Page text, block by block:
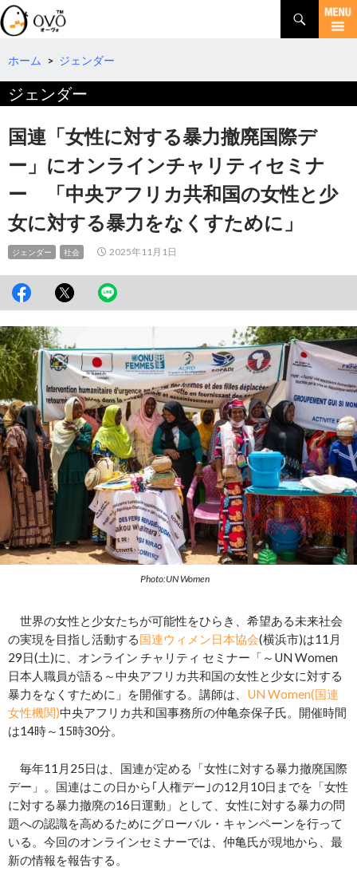
検
索
コ
テ
ツ
へ
移
動
ホーム > ジェンダー
ジェンダー
国連「女性に対する暴力撤廃国際デ
ー」にオンラインチャリティセミナ
ー 「中央アフリカ共和国の女性と少
女に対する暴力をなくすために」
ジェンダー 社会 2025年11月1日
Photo:UN Women
世界の女性と少女たちが可能性をひらき、希望ある未来社会
の実現を目指し活動する国連ウィメン日本協会(横浜市)は11月
29日(土)に、オンライン チャリティ セミナー「～UN Women
日本人職員が語る～中央アフリカ共和国の女性と少女に対する
暴力をなくすために」を開催する。講師は、 UN Women(国連
女性機関)中央アフリカ共和国事務所の仲亀奈保子氏。開催時間
は14時～15時30分。
毎年11月25日は、国連が定める「女性に対する暴力撤廃国際
デー」。国連はこの日から｢人権デー｣の12月10日までを「女性
に対する暴力撤廃の16日運動」として、女性に対する暴力の問
題への認識を高めるためにグローバル・キャンペーンを行って
いる。今回のオンラインセミナーでは、仲亀氏が現地から、最
新の情報を報告する。